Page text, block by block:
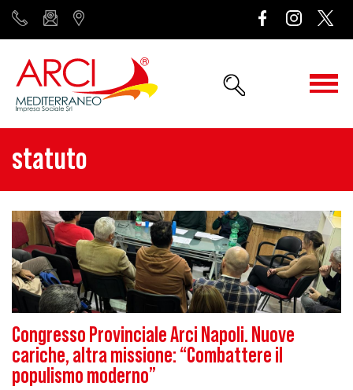
statuto
Congresso Provinciale Arci Napoli. Nuove
cariche, altra missione: “Combattere il
populismo moderno”